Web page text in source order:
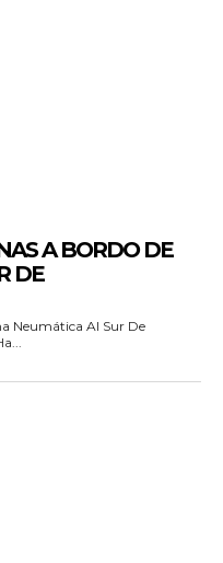
A BORDO DE
DE
Neumática Al Sur De